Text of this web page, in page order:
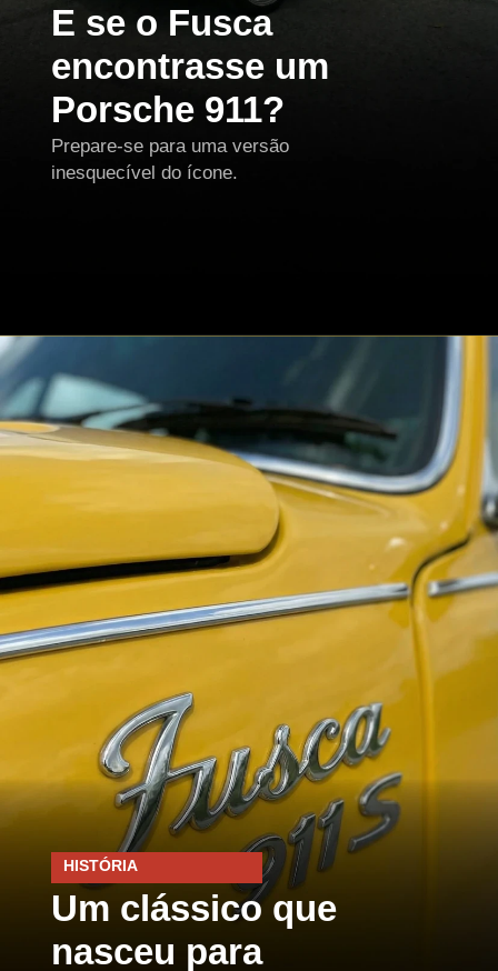
E se o Fusca
encontrasse um
Porsche 911?
Prepare-se para uma versão
inesquecível do ícone.
HISTÓRIA
Um clássico que
nasceu para